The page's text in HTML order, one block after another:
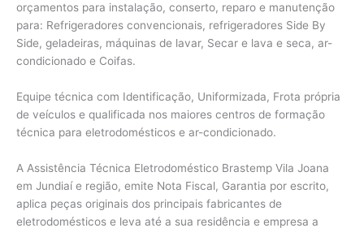
orçamentos para instalação, conserto, reparo e manutenção
para: Refrigeradores convencionais, refrigeradores Side By
Side, geladeiras, máquinas de lavar, Secar e lava e seca, ar-
condicionado e Coifas.
Equipe técnica com Identificação, Uniformizada, Frota própria
de veículos e qualificada nos maiores centros de formação
técnica para eletrodomésticos e ar-condicionado.
A Assistência Técnica Eletrodoméstico Brastemp Vila Joana
em Jundiaí e região, emite Nota Fiscal, Garantia por escrito,
aplica peças originais dos principais fabricantes de
eletrodomésticos e leva até a sua residência e empresa a